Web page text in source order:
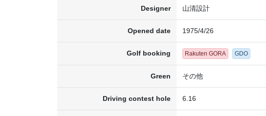
Designer 山清設計
Opened date 1975/4/26
Golf booking Rakuten GORA GDO
Green その他
Driving contest hole 6.16